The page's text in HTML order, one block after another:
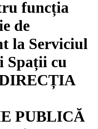
funcția
de
la Serviciul
Spații cu
PUBLICĂ